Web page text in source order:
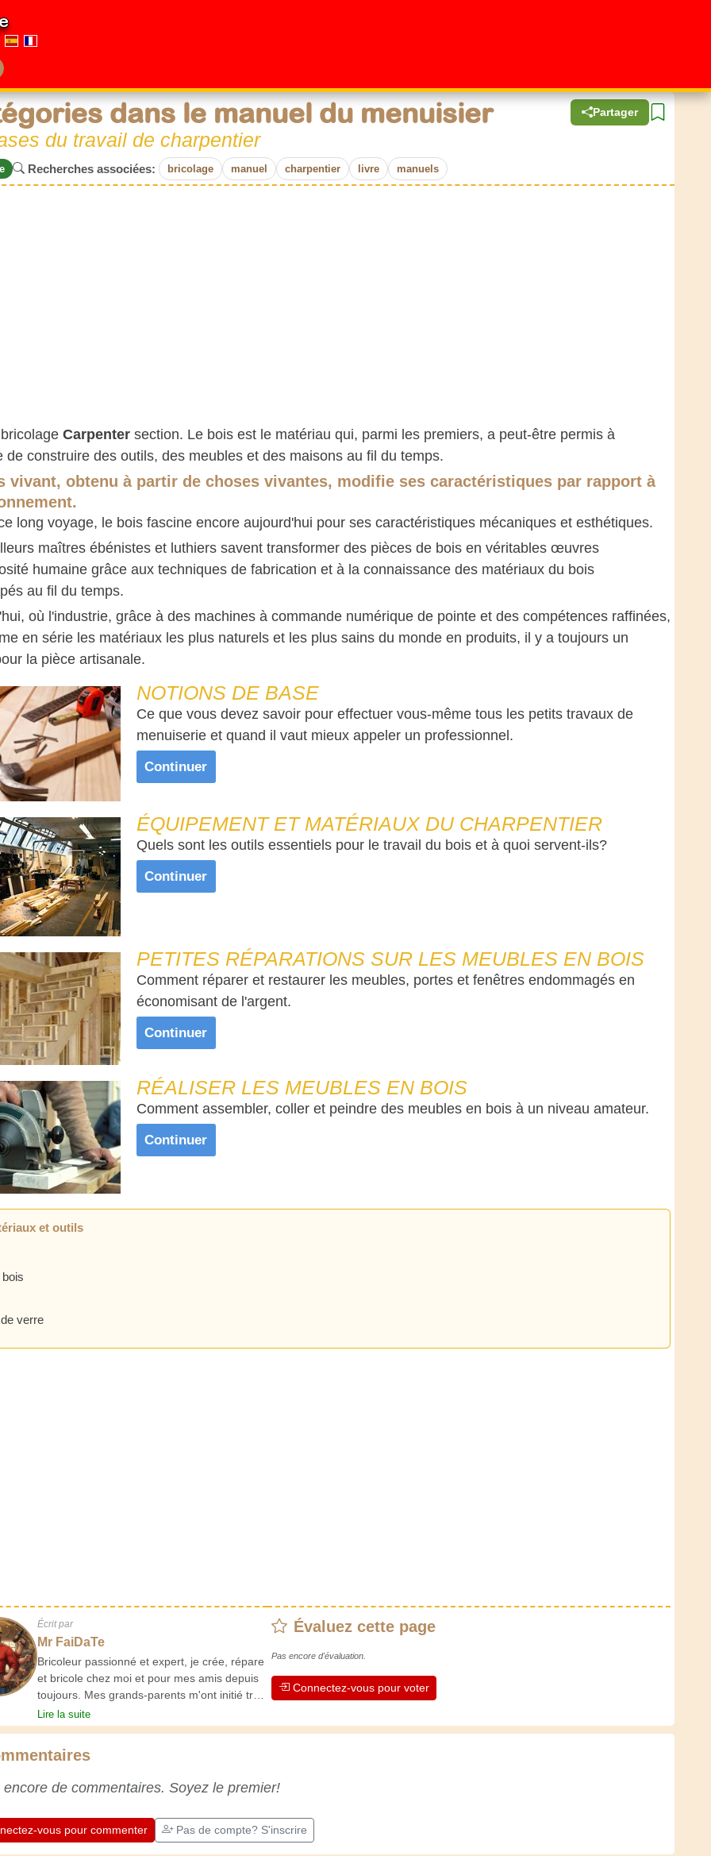
Partager
dans le manuel du menuisier
du travail de charpentier
Recherches associées: bricolage manuel charpentier livre manuels
Carpentersection. Le bois est le matériau qui, parmi les premiers, a peut-être permis à
de construire des outils, des meubles et des maisons au fil du temps.
vivant, obtenu à partir de choses vivantes, modifie ses caractéristiques par rapport à
long voyage, le bois fascine encore aujourd'hui pour ses caractéristiques mécaniques et esthétiques.
maîtres ébénistes et luthiers savent transformer des pièces de bois en véritables œuvres
humaine grâce aux techniques de fabrication et à la connaissance des matériaux du bois
au fil du temps.
où l'industrie, grâce à des machines à commande numérique de pointe et des compétences raffinées,
en série les matériaux les plus naturels et les plus sains du monde en produits, il y a toujours un
la pièce artisanale.
NOTIONS DE BASE
Ce que vous devez savoir pour effectuer vous-même tous les petits travaux de
menuiserie et quand il vaut mieux appeler un professionnel.
Continuer
ÉQUIPEMENT ET MATÉRIAUX DU CHARPENTIER
Quels sont les outils essentiels pour le travail du bois et à quoi servent-ils?
Continuer
PETITES RÉPARATIONS SUR LES MEUBLES EN BOIS
Comment réparer et restaurer les meubles, portes et fenêtres endommagés en
économisant de l'argent.
Continuer
RÉALISER LES MEUBLES EN BOIS
Comment assembler, coller et peindre des meubles en bois à un niveau amateur.
Continuer
et outils
verre
Écrit par
Mr FaiDaTe
Bricoleur passionné et expert, je crée, répare
et bricole chez moi et pour mes amis depuis
toujours. Mes grands-parents m'ont initié très
jeune, et depuis, j'ai acquis une riche
expérience. L'expérience est essentielle ! Elle
apprécier le dévouement des artisans
chaque jour est une occasion de progresser.
Lire la suite
Évaluez cette page
Pas encore d'évaluation.
Connectez-vous pour voter
encore de commentaires. Soyez le premier!
vous pour commenter Pas de compte? S'inscrire